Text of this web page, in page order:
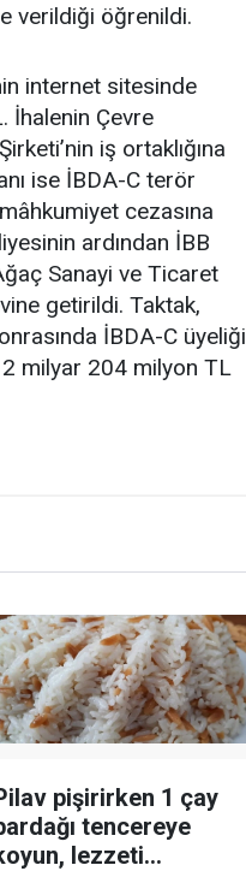
verildiği öğrenildi.
internet sitesinde
İhalenin Çevre
iş ortaklığına
ise İBDA-C terör
cezasına
ardından İBB
Sanayi ve Ticaret
getirildi. Taktak,
İBDA-C üyeliği
milyar 204 milyon TL
pişirirken 1 çay
tencereye
lezzeti